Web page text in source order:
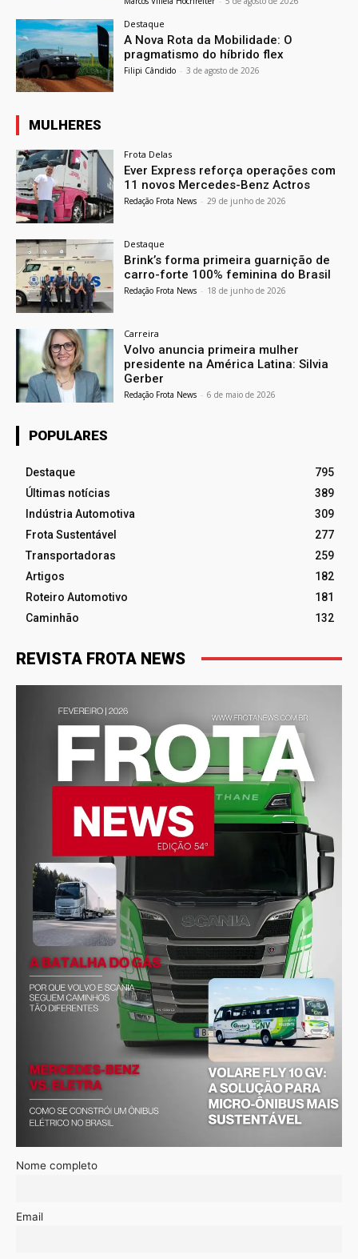
Destaque
A Nova Rota da Mobilidade: O
pragmatismo do híbrido flex
Filipi Cândido - 3 de agosto de 2026
MULHERES
Frota Delas
Ever Express reforça operações com
11 novos Mercedes-Benz Actros
Redação Frota News - 29 de junho de 2026
Destaque
Brink’s forma primeira guarnição de
carro-forte 100% feminina do Brasil
Redação Frota News - 18 de junho de 2026
Carreira
Volvo anuncia primeira mulher
presidente na América Latina: Silvia
Gerber
Redação Frota News - 6 de maio de 2026
POPULARES
Destaque
795
Últimas notícias
389
Indústria Automotiva
309
Frota Sustentável
277
Transportadoras
259
Artigos
182
Roteiro Automotivo
181
Caminhão
132
REVISTA FROTA NEWS
Nome completo
Email